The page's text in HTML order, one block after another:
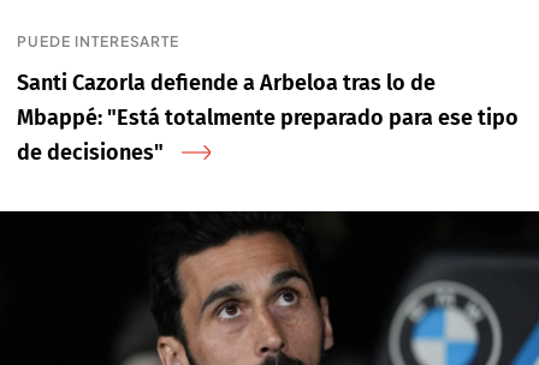
PUEDE INTERESARTE
Santi Cazorla defiende a Arbeloa tras lo de
Mbappé: "Está totalmente preparado para ese tipo
de decisiones"